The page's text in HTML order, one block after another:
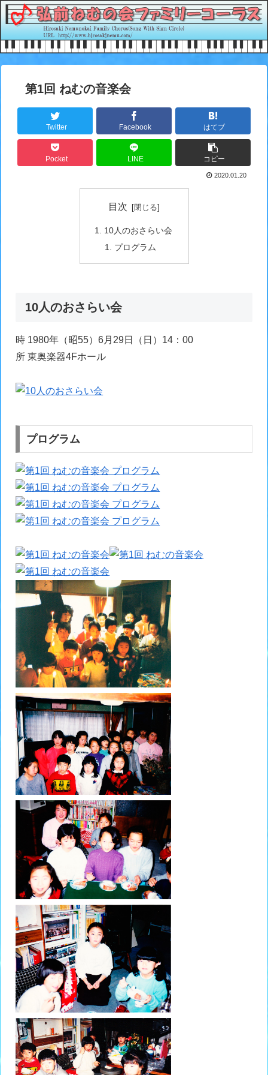
第1回 ねむの音楽会
Twitter Facebook はてブ
Pocket LINE コピー
2020.01.20
目次
10人のおさらい会
プログラム
10人のおさらい会
時 1980年（昭55）6月29日（日）14：00
所 東奥楽器4Fホール
プログラム